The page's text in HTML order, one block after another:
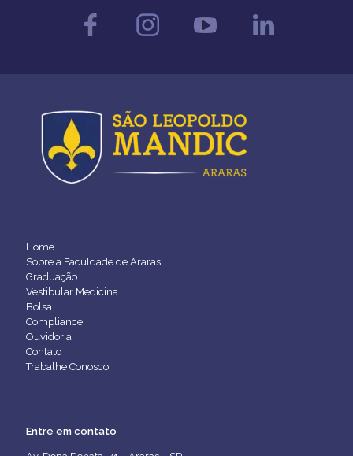
Home
Sobre a Faculdade de Araras
Graduação
Vestibular Medicina
Bolsa
Compliance
Ouvidoria
Contato
Trabalhe Conosco
Entre em contato